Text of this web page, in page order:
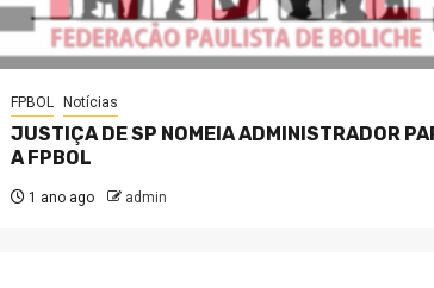
FPBOL Notícias
JUSTIÇA DE SP NOMEIA ADMINISTRADOR
A FPBOL
1 ano ago admin